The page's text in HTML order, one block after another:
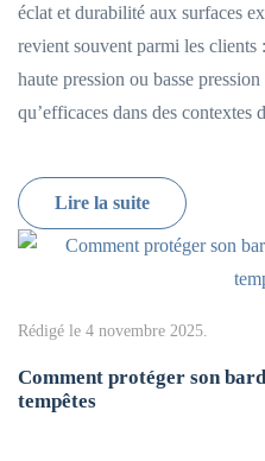
éclat et durabilité aux surfaces
revient souvent parmi les
haute pression ou basse
qu’efficaces dans des contextes
Lire la suite
Rédigé le 4 novembre 2025
Comment protéger son
tempêtes